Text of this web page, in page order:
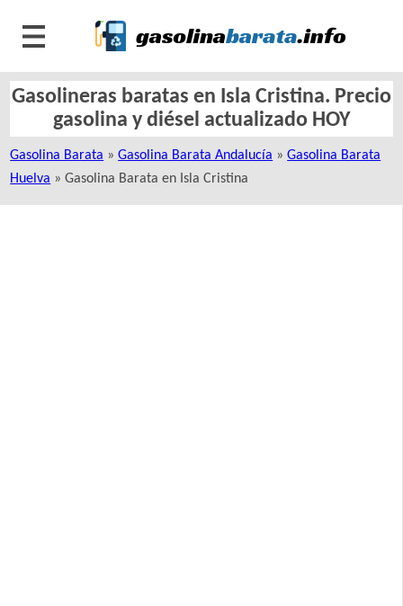
Gasolineras baratas en Isla Cristina. Precio
gasolina y diésel actualizado HOY
Gasolina Barata »Gasolina Barata Andalucía »Gasolina Barata
Huelva » Gasolina Barata en Isla Cristina